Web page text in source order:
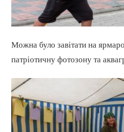
Можна було завітати на
патріотичну фотозону та